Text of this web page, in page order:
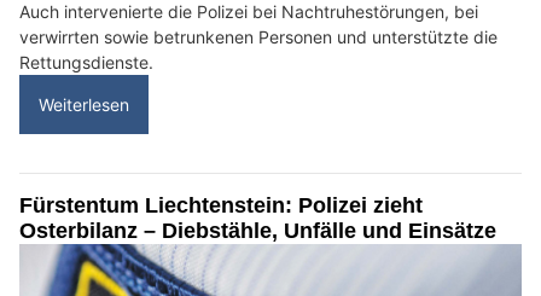
Auch intervenierte die Polizei bei Nachtruhestörungen, bei
verwirrten sowie betrunkenen Personen und unterstützte die
Rettungsdienste.
Weiterlesen
Fürstentum Liechtenstein: Polizei zieht
Osterbilanz – Diebstähle, Unfälle und Einsätze